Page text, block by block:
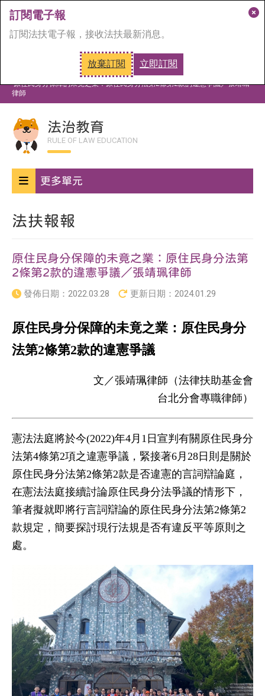
訂閱電子報
訂閱法扶電子報，接收法扶最新消息。
放棄訂閱 立即訂閱
視
法扶報報
原住民身分保障的未竟之業：原住民身分法第2條第2款的違憲爭議／張靖珮
律師
法治教育
RULE OF LAW EDUCATION
更多單元
法扶報報
原住民身分保障的未竟之業：原住民身分法第
2條第2款的違憲爭議／張靖珮律師
發佈日期： 2022.03.28 更新日期： 2024.01.29
原住民身分保障的未竟之業：原住民身分
法第2條第2款的違憲爭議
文／張靖珮律師（法律扶助基金會
台北分會專職律師）
憲法法庭將於今(2022)年4月1日宣判有關原住民身分
法第4條第2項之違憲爭議，緊接著6月28日則是關於
原住民身分法第2條第2款是否違憲的言詞辯論庭，
在憲法法庭接續討論原住民身分法爭議的情形下，
筆者擬就即將行言詞辯論的原住民身分法第2條第2
款規定，簡要探討現行法規是否有違反平等原則之
處。